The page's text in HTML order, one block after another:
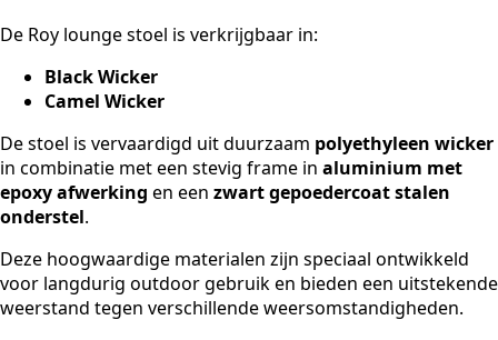
De Roy lounge stoel is verkrijgbaar in:
Black Wicker
Camel Wicker
De stoel is vervaardigd uit duurzaam polyethyleen wicker
in combinatie met een stevig frame in aluminium met
epoxy afwerking en een zwart gepoedercoat stalen
onderstel.
Deze hoogwaardige materialen zijn speciaal ontwikkeld
voor langdurig outdoor gebruik en bieden een uitstekende
weerstand tegen verschillende weersomstandigheden.